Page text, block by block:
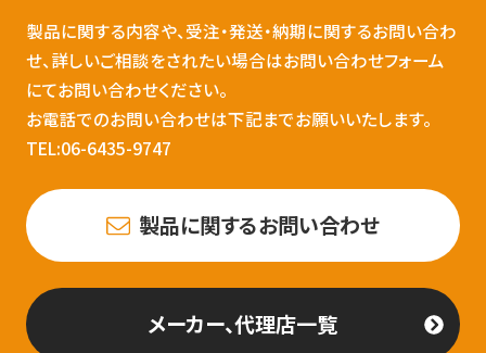
製品に関する内容や、受注・発送・納期に関するお問い合わ
せ、詳しいご相談をされたい場合はお問い合わせフォーム
にてお問い合わせください。
お電話でのお問い合わせは下記までお願いいたします。
TEL:06-6435-9747
製品に関するお問い合わせ
メーカー、代理店一覧